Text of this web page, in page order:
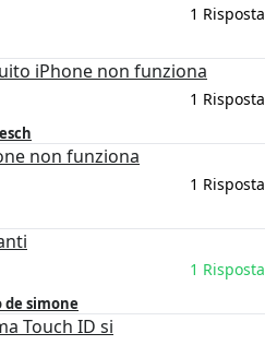
1 Risposta
iPhone non funziona
1 Risposta
non funziona
1 Risposta
1 Risposta
de simone
Touch ID si